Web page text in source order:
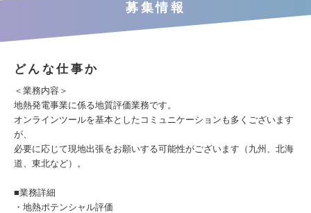
募集情報
どんな仕事か
＜業務内容＞
地熱発電事業に係る地質評価業務です。
オンラインツールを基本としたコミュニケーションも多くございます
が、
必要に応じて現地出張をお願いする可能性がございます（九州、北海
道、東北など）。
■業務詳細
・地熱ポテンシャル評価